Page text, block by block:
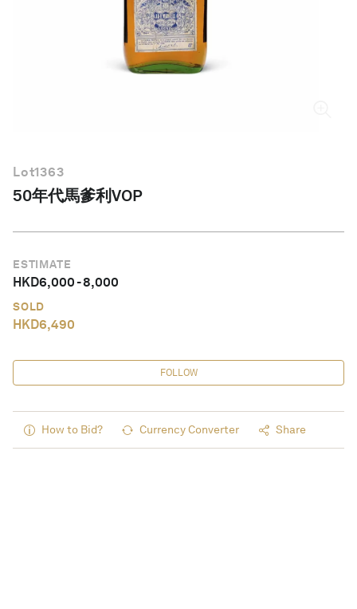
Lot1363
50年代馬爹利VOP
ESTIMATE
HKD6,000-8,000
SOLD
HKD6,490
FOLLOW
How to Bid? Currency Converter Share